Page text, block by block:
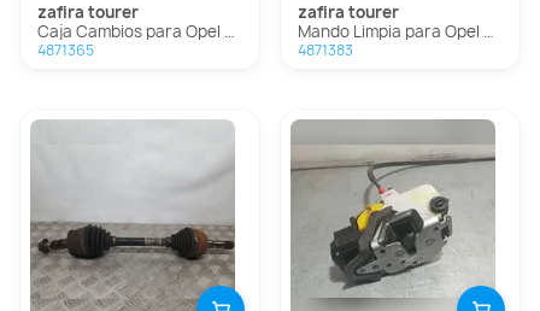
zafira tourer
Caja Cambios para Opel Zafira Tourer
4871365
zafira tourer
Mando Limpia para Opel Zafira Tourer
4871383